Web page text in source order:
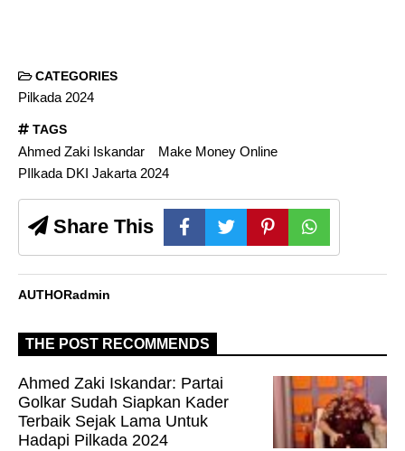
CATEGORIES
Pilkada 2024
TAGS
Ahmed Zaki Iskandar
Make Money Online
PIlkada DKI Jakarta 2024
Share This
AUTHORadmin
THE POST RECOMMENDS
Ahmed Zaki Iskandar: Partai
Golkar Sudah Siapkan Kader
Terbaik Sejak Lama Untuk
Hadapi Pilkada 2024